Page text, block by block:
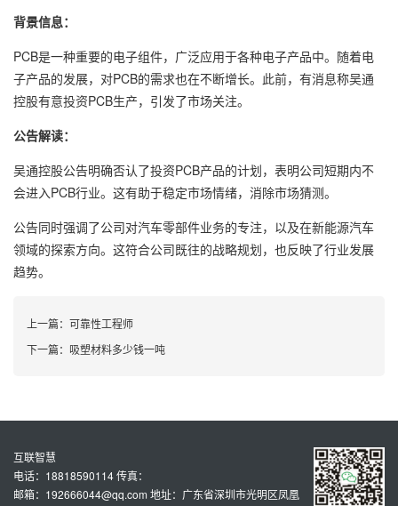
背景信息：
PCB是一种重要的电子组件，广泛应用于各种电子产品中。随着电
子产品的发展，对PCB的需求也在不断增长。此前，有消息称吴通
控股有意投资PCB生产，引发了市场关注。
公告解读：
吴通控股公告明确否认了投资PCB产品的计划，表明公司短期内不
会进入PCB行业。这有助于稳定市场情绪，消除市场猜测。
公告同时强调了公司对汽车零部件业务的专注，以及在新能源汽车
领域的探索方向。这符合公司既往的战略规划，也反映了行业发展
趋势。
上一篇： 可靠性工程师
下一篇： 吸塑材料多少钱一吨
互联智慧
电话：18818590114 传真：
邮箱：192666044@qq.com 地址：广东省深圳市光明区凤凰